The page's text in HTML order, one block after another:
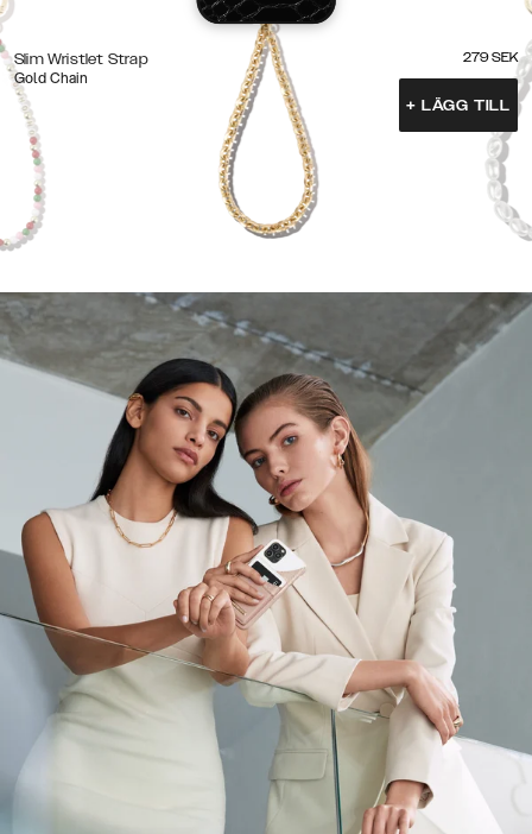
Slim Wristlet Strap
Gold Chain
279 SEK
+ LÄGG TILL